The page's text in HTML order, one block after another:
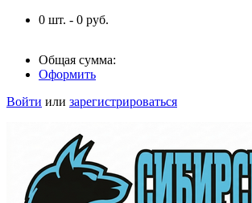
0 шт. - 0 руб.
Общая сумма:
Оформить
Войти или зарегистрироваться